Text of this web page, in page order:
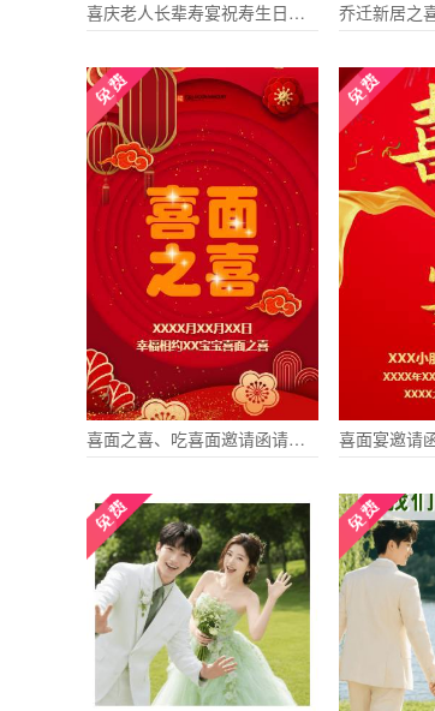
喜庆老人长辈寿宴祝寿生日长寿祝福请帖邀请
喜面之喜、吃喜面邀请函请柬请帖喜帖